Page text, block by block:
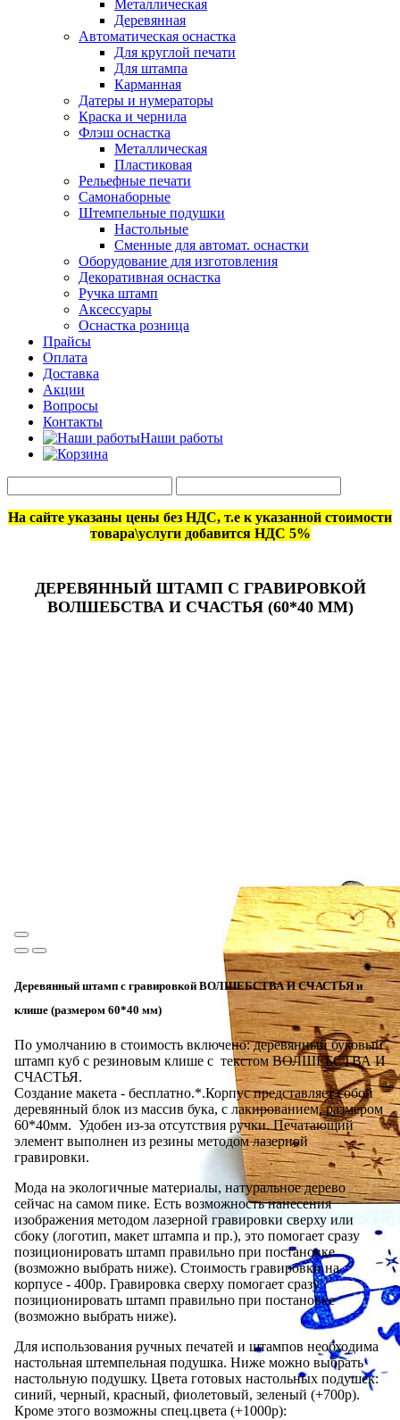
Металлическая
Деревянная
Автоматическая оснастка
Для круглой печати
Для штампа
Карманная
Датеры и нумераторы
Краска и чернила
Флэш оснастка
Металлическая
Пластиковая
Рельефные печати
Самонаборные
Штемпельные подушки
Настольные
Сменные для автомат. оснастки
Оборудование для изготовления
Декоративная оснастка
Ручка штамп
Аксессуары
Оснастка розница
Прайсы
Оплата
Доставка
Акции
Вопросы
Контакты
Наши работы
На сайте указаны цены без НДС, т.е к указанной стоимости
товара\услуги добавится НДС 5%
ДЕРЕВЯННЫЙ ШТАМП С ГРАВИРОВКОЙ
ВОЛШЕБСТВА И СЧАСТЬЯ (60*40 ММ)
Деревянный штамп с гравировкой ВОЛШЕБСТВА И СЧАСТЬЯ и
клише (размером 60*40 мм)
По умолчанию в стоимость включено: деревянный буковый
штамп куб с резиновым клише с текстом ВОЛШЕБСТВА И
СЧАСТЬЯ.
Создание макета - бесплатно.*.Корпус представляет собой
деревянный блок из массив бука, с лакированием, размером
60*40мм. Удобен из-за отсутствия ручки. Печатающий
элемент выполнен из резины методом лазерной
гравировки.
Мода на экологичные материалы, натуральное дерево
сейчас на самом пике. Есть возможность нанесения
изображения методом лазерной гравировки сверху или
сбоку (логотип, макет штампа и пр.), это помогает сразу
позиционировать штамп правильно при постановке
(возможно выбрать ниже). Стоимость гравировки на
корпусе - 400р. Гравировка сверху помогает сразу
позиционировать штамп правильно при постановке
(возможно выбрать ниже).
Для использования ручных печатей и штампов необходима
настольная штемпельная подушка. Ниже можно выбрать
настольную подушку. Цвета готовых настольных подушек:
синий, черный, красный, фиолетовый, зеленый (+700р).
Кроме этого возможны спец.цвета (+1000р):